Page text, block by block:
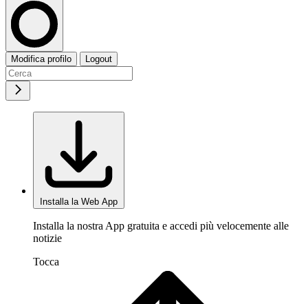
Modifica profilo Logout
Installa la Web App
Installa la nostra App gratuita e accedi più velocemente alle
notizie
Tocca